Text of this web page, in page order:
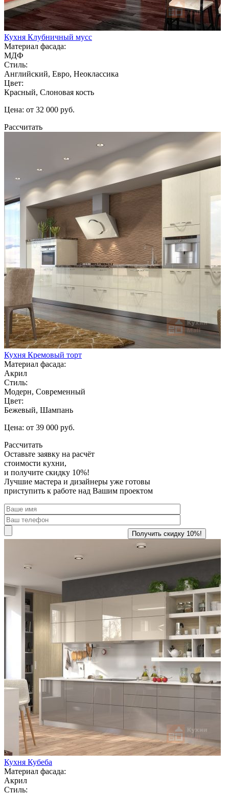
Кухня Клубничный мусс
Материал фасада:
МДФ
Стиль:
Английский, Евро, Неоклассика
Цвет:
Красный, Слоновая кость
Цена: от 32 000 руб.
Рассчитать
Кухня Кремовый торт
Материал фасада:
Акрил
Стиль:
Модерн, Современный
Цвет:
Бежевый, Шампань
Цена: от 39 000 руб.
Рассчитать
Оставьте заявку на расчёт
стоимости кухни,
и получите скидку 10%!
Лучшие мастера и дизайнеры уже готовы
приступить к работе над Вашим проектом
Кухня Кубеба
Материал фасада:
Акрил
Стиль: